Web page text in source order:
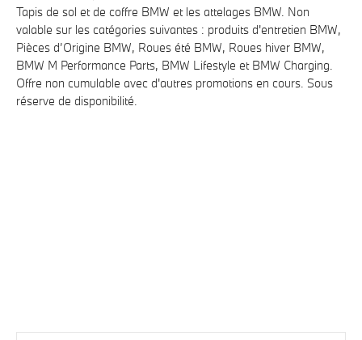
Tapis de sol et de coffre BMW et les attelages BMW. Non
valable sur les catégories suivantes : produits d'entretien BMW,
Pièces d’Origine BMW, Roues été BMW, Roues hiver BMW,
BMW M Performance Parts, BMW Lifestyle et BMW Charging.
Offre non cumulable avec d'autres promotions en cours. Sous
réserve de disponibilité.